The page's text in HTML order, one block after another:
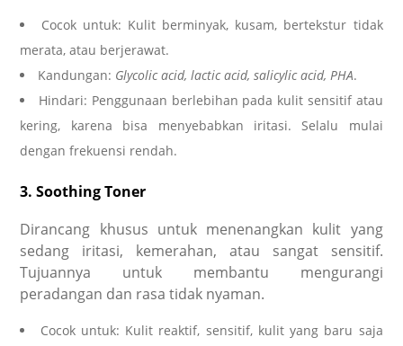
Cocok untuk: Kulit berminyak, kusam, bertekstur tidak
merata, atau berjerawat.
Kandungan: Glycolic acid, lactic acid, salicylic acid, PHA.
Hindari: Penggunaan berlebihan pada kulit sensitif atau
kering, karena bisa menyebabkan iritasi. Selalu mulai
dengan frekuensi rendah.
3. Soothing Toner
Dirancang khusus untuk menenangkan kulit yang
sedang iritasi, kemerahan, atau sangat sensitif.
Tujuannya untuk membantu mengurangi
peradangan dan rasa tidak nyaman.
Cocok untuk: Kulit reaktif, sensitif, kulit yang baru saja